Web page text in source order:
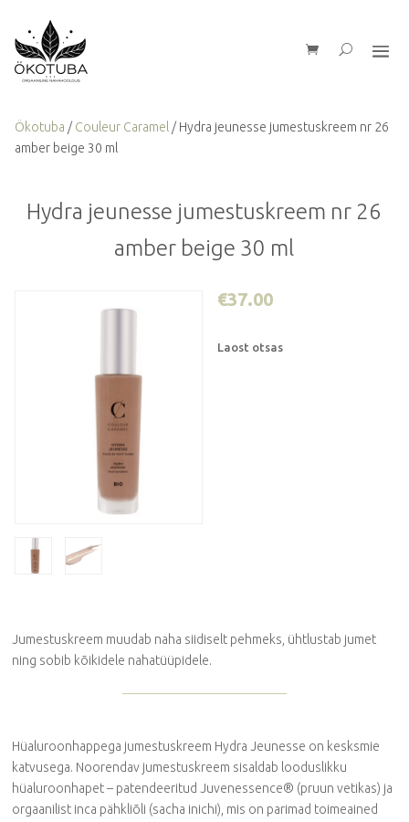
Ökotuba / Couleur Caramel / Hydra jeunesse jumestuskreem nr 26
amber beige 30 ml
Hydra jeunesse jumestuskreem nr 26
amber beige 30 ml
€37.00
Laost otsas
Jumestuskreem muudab naha siidiselt pehmeks, ühtlustab jumet
ning sobib kõikidele nahatüüpidele.
Hüaluroonhappega jumestuskreem Hydra Jeunesse on kesksmie
katvusega. Noorendav jumestuskreem sisaldab looduslikku
hüaluroonhapet – patendeeritud Juvenessence® (pruun vetikas) ja
orgaanilist inca pähkliõli (sacha inichi), mis on parimad toimeained